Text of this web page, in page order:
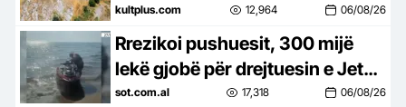
trashëgiminë dhe turizmin
kultplus.com 12,964 06/08/26
Rrezikoi pushuesit, 300 mijë
lekë gjobë për drejtuesin e Jet
Ski në Zvërnec
sot.com.al 17,318 06/08/26